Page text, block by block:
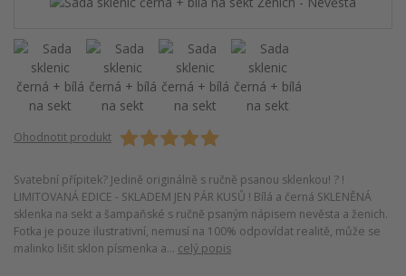
Ohodnotit produkt
Svatební přípitek? Jedině originálně s ručně psanou sklenkou! ? !
LIMITOVANÁ EDICE - SKLADEM JEN PÁR KUSŮ ! Bílá a černá SKLENĚNÁ
sklenka na sekt a šampaňské s ručně psaným nápisem nevěsta a ženich.
Fotka je pouze ilustrativní, nemusí na 100% odpovídat realitě, může se
malinko lišit sklon písmenka a... celý popis